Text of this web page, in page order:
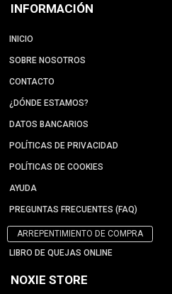
INFORMACIÓN
INICIO
SOBRE NOSOTROS
CONTACTO
¿DÓNDE ESTAMOS?
DATOS BANCARIOS
POLÍTICAS DE PRIVACIDAD
POLÍTICAS DE COOKIES
AYUDA
PREGUNTAS FRECUENTES (FAQ)
ARREPENTIMIENTO DE COMPRA
LIBRO DE QUEJAS ONLINE
NOXIE STORE